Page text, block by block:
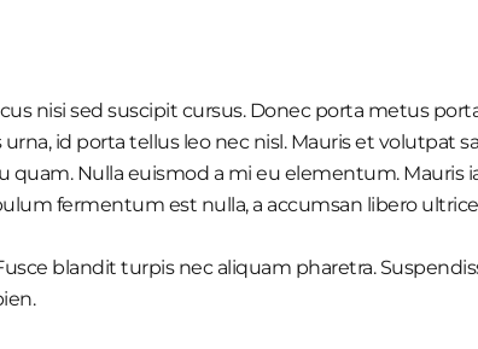
nisi sed suscipit cursus. Donec porta metus
id porta tellus leo nec nisl. Mauris et volutpat
Nulla euismod a mi eu elementum. Mauris
fermentum est nulla, a accumsan libero
blandit turpis nec aliquam pharetra.